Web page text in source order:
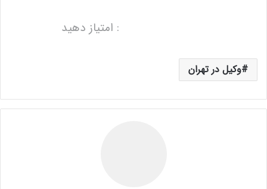
: امتیاز دهید
وکیل در تهران